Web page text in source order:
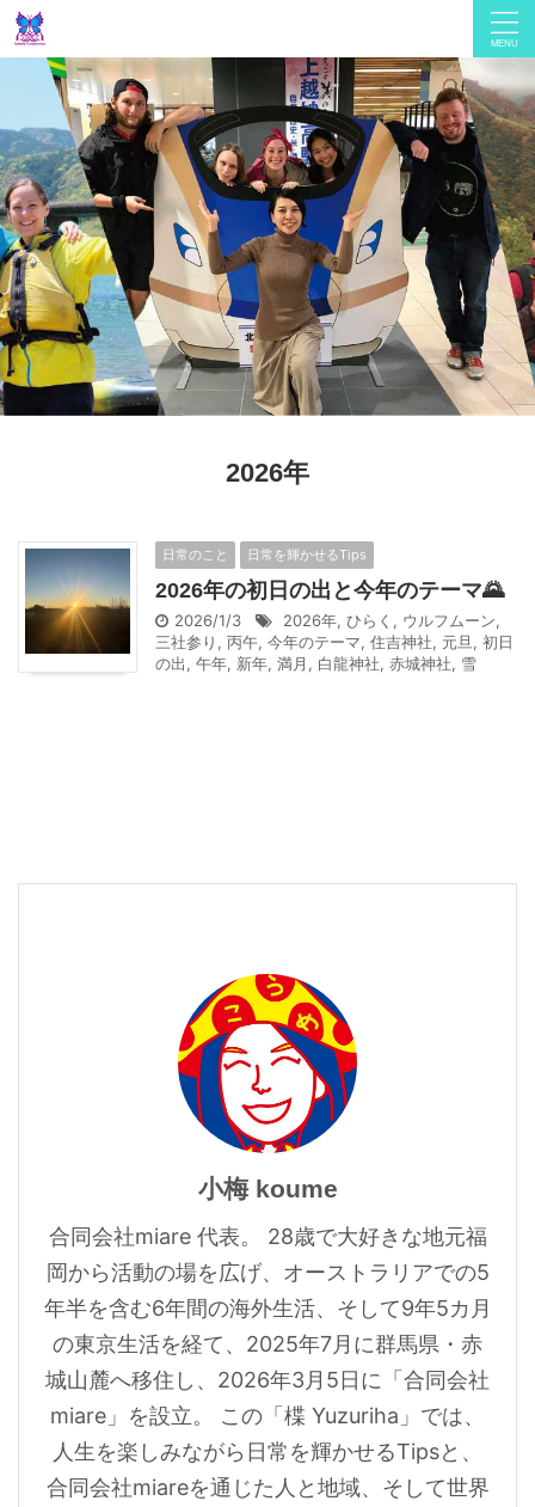
2026年
日常のこと 日常を輝かせるTips
2026年の初日の出と今年のテーマ🌄
2026/1/3 2026年, ひらく , ウルフムーン,
三社参り , 丙午, 今年のテーマ, 住吉神社, 元旦 , 初日
の出, 午年, 新年, 満月 , 白龍神社, 赤城神社, 雪
小梅 koume
合同会社miare 代表。 28歳で大好きな地元福
岡から活動の場を広げ、オーストラリアでの5
年半を含む6年間の海外生活、そして9年5カ月
の東京生活を経て、2025年7月に群馬県・赤
城山麓へ移住し、2026年3月5日に「合同会社
miare」を設立。 この「楪 Yuzuriha」では、
人生を楽しみながら日常を輝かせるTipsと、
合同会社miareを通じた人と地域、そして世界